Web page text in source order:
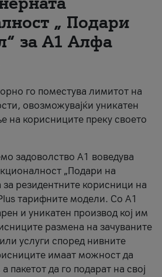
„ Подари
за А1 Алфа
го поместува лимитот на
овозможувајќи уникатен
на корисниците преку своето
задоволство А1 воведува
„Подари на
за резидентните корисници на
тарифните модели. Со A1
и уникатен производ кој им
размена на зачуваните
или услуги според нивните
имаат можност да
пакетот да го подарат на свој